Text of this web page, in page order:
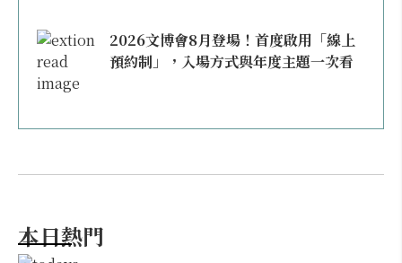
2026文博會8月登場！首度啟用「線上
預約制」，入場方式與年度主題一次看
本日熱門